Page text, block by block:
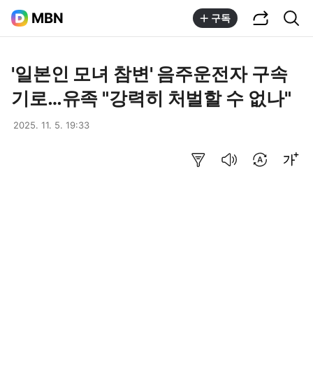
MBN 구독
'일본인 모녀 참변' 음주운전자 구속
기로…유족 "강력히 처벌할 수 없나"
2025. 11. 5. 19:33